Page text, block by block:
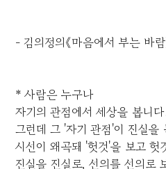
- 김의정의《마음에서 부는 바
* 사람은 누구나
자기의 관점에서 세상을 봅니
그런데 그 '자기 관점'이 진실을
시선이 왜곡돼 '헛것'을 보고 헛
진실을 진실로, 선의를 선의로